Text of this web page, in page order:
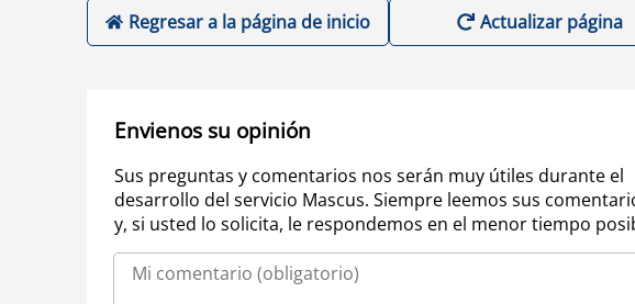
Regresar a la página de inicio Actualizar página
Envienos su opinión
Sus preguntas y comentarios nos serán muy útiles durante el
desarrollo del servicio Mascus. Siempre leemos sus
y, si usted lo solicita, le respondemos en el menor tiempo